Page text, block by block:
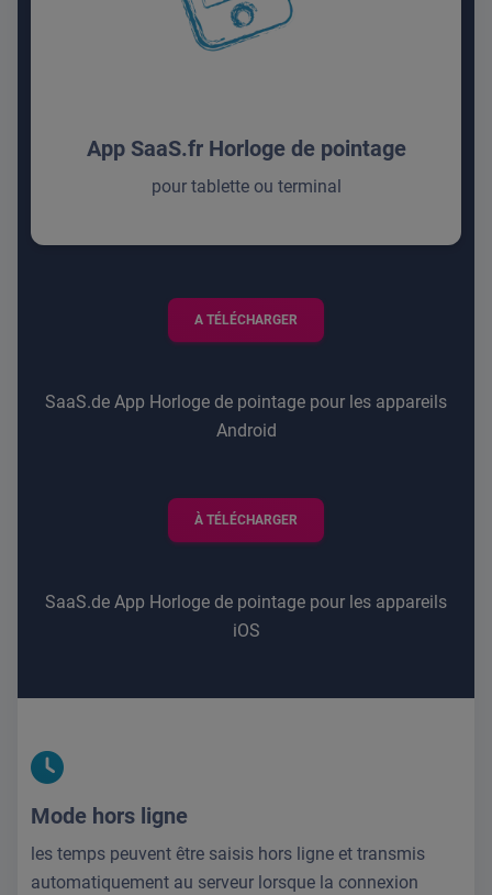
App SaaS.fr Horloge de pointage
pour tablette ou terminal
A TÉLÉCHARGER
SaaS.de App Horloge de pointage pour les appareils
Android
À TÉLÉCHARGER
SaaS.de App Horloge de pointage pour les appareils
iOS
Mode hors ligne
les temps peuvent être saisis hors ligne et transmis
automatiquement au serveur lorsque la connexion